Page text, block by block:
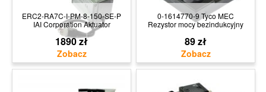
ERC2-RA7C-I-PM-8-150-SE-P
IAI Corporation Aktuator
1890 zł
0-1614770-9 Tyco MEC
Rezystor mocy bezindukcyjny
89 zł